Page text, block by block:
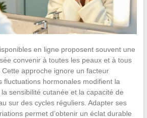
en ligne proposent souvent une
convenir à toutes les peaux et à tous
approche ignore un facteur
fluctuations hormonales modifient la
sensibilité cutanée et la capacité de
sur des cycles réguliers. Adapter ses
permet d’obtenir un éclat durable